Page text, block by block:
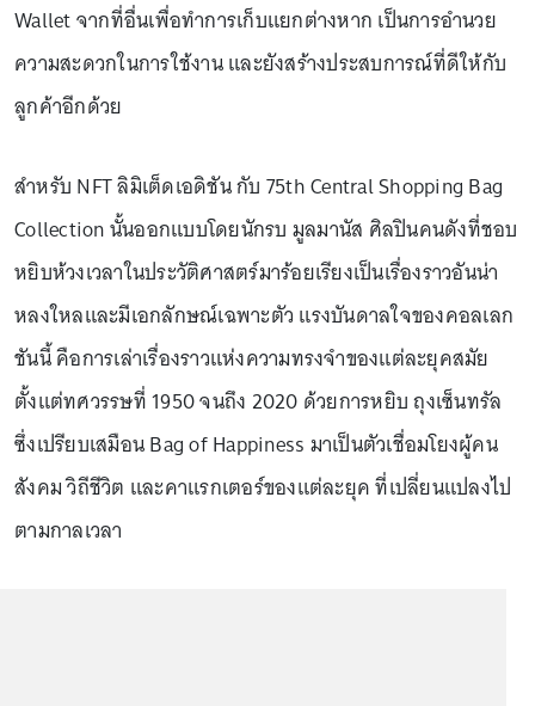
Wallet จากที่อื่นเพื่อทำการเก็บแยกต่างหาก เป็นการอำนวย
ความสะดวกในการใช้งาน และยังสร้างประสบการณ์ที่ดีให้กับ
ลูกค้าอีกด้วย
สำหรับ NFT ลิมิเต็ดเอดิชัน กับ 75th Central Shopping Bag
Collection นั้นออกแบบโดยนักรบ มูลมานัส ศิลปินคนดังที่ชอบ
หยิบห้วงเวลาในประวัติศาสตร์มาร้อยเรียงเป็นเรื่องราวอันน่า
หลงใหลและมีเอกลักษณ์เฉพาะตัว แรงบันดาลใจของคอลเลก
ชันนี้ คือการเล่าเรื่องราวแห่งความทรงจำของแต่ละยุคสมัย
ตั้งแต่ทศวรรษที่ 1950 จนถึง 2020 ด้วยการหยิบ ถุงเซ็นทรัล
ซึ่งเปรียบเสมือน Bag of Happiness มาเป็นตัวเชื่อมโยงผู้คน
สังคม วิถีชีวิต และคาแรกเตอร์ของแต่ละยุค ที่เปลี่ยนแปลงไป
ตามกาลเวลา